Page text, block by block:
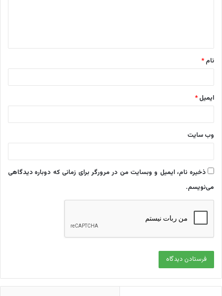
*
نام *
ایمیل *
وب‌ سایت
ذخیره نام، ایمیل و وبسایت من در مرورگر برای زمانی که دوباره دیدگاهی
می‌نویسم.